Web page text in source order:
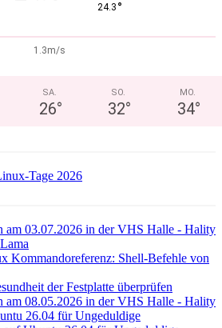
24.3 °
1.3m/s
SA.
26°
SO.
32°
MO.
34°
am 03.07.2026 in der VHS Halle - Hality
Kommandoreferenz: Shell-Befehle von
der Festplatte überprüfen
am 08.05.2026 in der VHS Halle - Hality
26.04 für Ungeduldige